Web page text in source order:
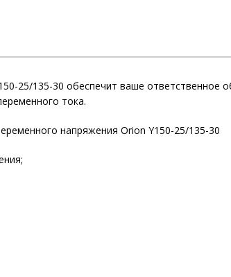
25/135-30 обеспечит ваше
тока.
напряжения Orion Y150-25/135-30